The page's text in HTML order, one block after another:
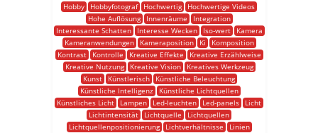
Hobby
Hobbyfotograf Hochwertig
Hochwertige Videos
Hohe Auflösung
Innenräume
Integration
Interessante Schatten
Interesse Wecken Iso-wert
Kamera
Kameranwendungen
Kameraposition Ki
Komposition
Kontrast
Kontrolle Kreative Effekte
Kreative Erzählweise
Kreative Nutzung
Kreative Vision
Kreatives Werkzeug
Kunst
Künstlerisch
Künstliche Beleuchtung
Künstliche Intelligenz
Künstliche Lichtquellen
Künstliches Licht
Lampen Led-leuchten Led-panels
Licht
Lichtintensität
Lichtquelle
Lichtquellen
Lichtquellenpositionierung
Lichtverhältnisse
Linien